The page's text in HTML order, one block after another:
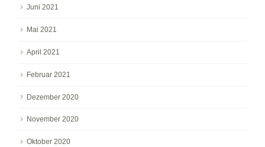
Juni 2021
Mai 2021
April 2021
Februar 2021
Dezember 2020
November 2020
Oktober 2020